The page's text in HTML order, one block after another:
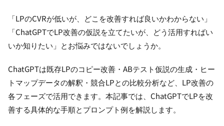
「LPのCVRが低いが、どこを改善すれば良いかわからない」
「ChatGPTでLP改善の仮説を立てたいが、どう活用すればい
いか知りたい」とお悩みではないでしょうか。
ChatGPTは既存LPのコピー改善・ABテスト仮説の生成・ヒー
トマップデータの解釈・競合LPとの比較分析など、LP改善の
各フェーズで活用できます。本記事では、ChatGPTでLPを改
善する具体的な手順とプロンプト例を解説します。